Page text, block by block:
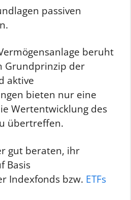
passiven
beruht
Grundprinzip der
aktive
bieten nur eine
Wertentwicklung des
übertreffen.
gut beraten, ihr
Basis
Indexfonds bzw. ETFs